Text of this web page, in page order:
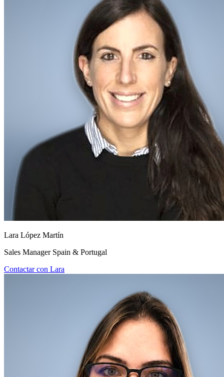
Lara López Martín
Sales Manager Spain & Portugal
Contactar con Lara